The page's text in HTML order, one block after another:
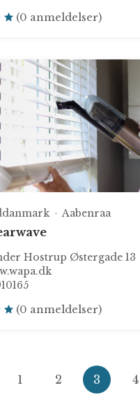
(0 anmeldelser)
Aabenraa
Hostrup Østergade 13
(0 anmeldelser)
1 2 3 4